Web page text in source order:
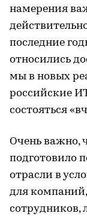
намерения
последние
относились
мы в новых
российские
состояться
Очень важно,
подготовило
отрасли в
для
сотрудников,